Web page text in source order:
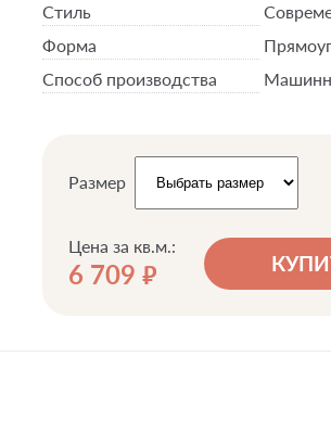
Стиль
Форма
Способ производства
Размер
Цена за кв.м.:
6 709 руб.